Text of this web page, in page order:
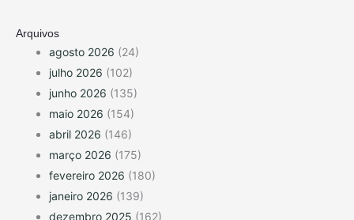
Arquivos
agosto 2026 (24)
julho 2026 (102)
junho 2026 (135)
maio 2026 (154)
abril 2026 (146)
março 2026 (175)
fevereiro 2026 (180)
janeiro 2026 (139)
dezembro 2025 (162)